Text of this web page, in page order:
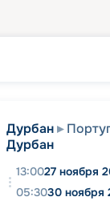
Дурбан
Дурбан
13:0027 ноября
05:3030 ноября